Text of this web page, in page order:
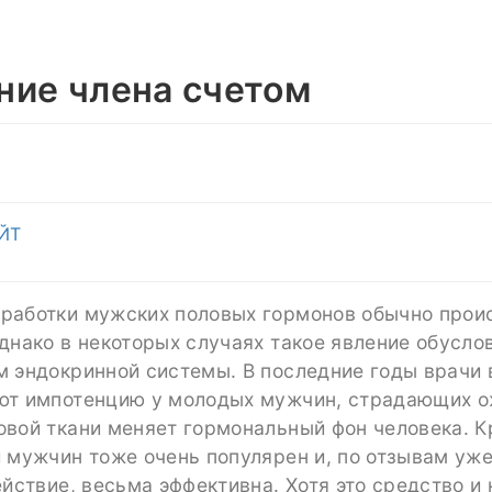
члена счетом
мужских половых гормонов обычно
в некоторых случаях такое явление
эндокринной системы. В последние годы врачи
импотенцию у молодых мужчин, страдающих
ткани меняет гормональный фон человека.
мужчин тоже очень популярен и, по отзывам
весьма эффективна. Хотя это средство и